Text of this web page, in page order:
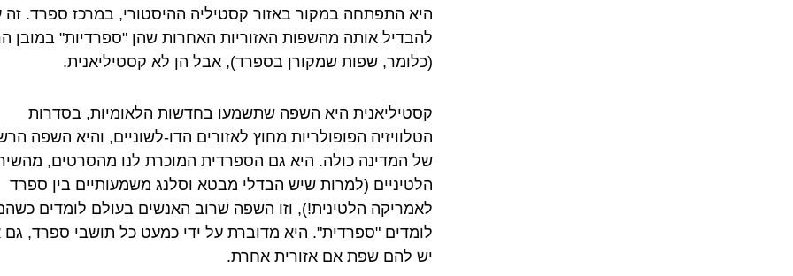
היא התפתחה במקור באזור קסטיליה ההיסטורי, במרכז ספרד. זה
להבדיל אותה מהשפות האזוריות האחרות שהן "ספרדיות" במובן
(כלומר, שפות שמקורן בספרד), אבל הן לא קסטיליאנית.
קסטיליאנית היא השפה שתשמעו בחדשות הלאומיות, בסדרות
הטלוויזיה הפופולריות מחוץ לאזורים הדו-לשוניים, והיא השפה
של המדינה כולה. היא גם הספרדית המוכרת לנו מהסרטים,
הלטיניים (למרות שיש הבדלי מבטא וסלנג משמעותיים בין ספרד
לאמריקה הלטינית!), וזו השפה שרוב האנשים בעולם לומדים
לומדים "ספרדית". היא מדוברת על ידי כמעט כל תושבי ספרד,
יש להם שפת אם אזורית אחרת.